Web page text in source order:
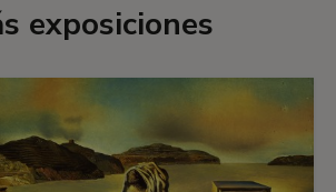
exposiciones